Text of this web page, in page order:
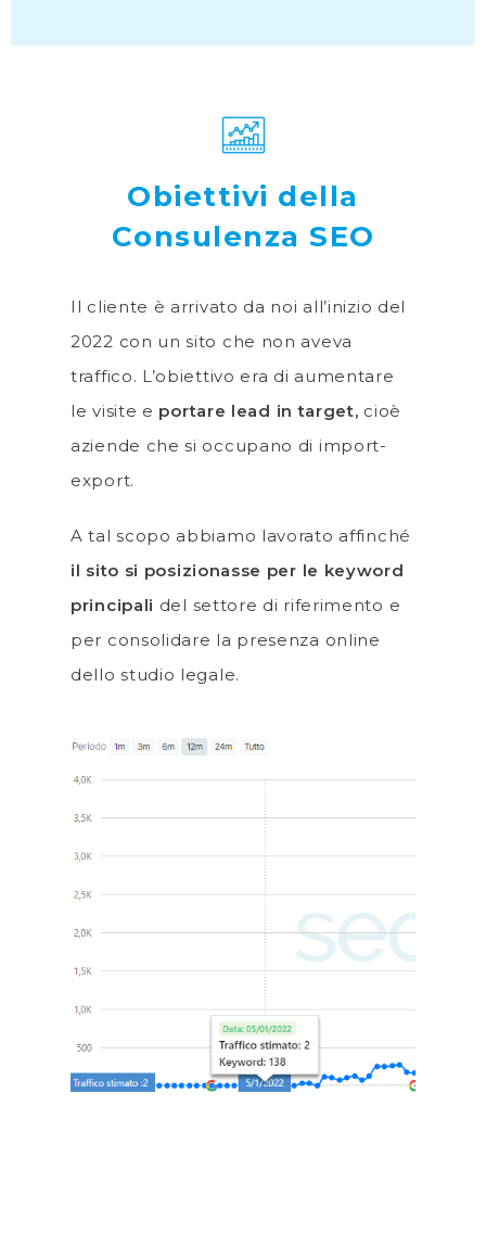
Obiettivi della
Consulenza SEO
Il cliente è arrivato da noi all’inizio del
2022 con un sito che non aveva
traffico. L’obiettivo era di aumentare
le visite e portare lead in target, cioè
aziende che si occupano di import-
export.
A tal scopo abbiamo lavorato affinché
il sito si posizionasse per le keyword
principali del settore di riferimento e
per consolidare la presenza online
dello studio legale.